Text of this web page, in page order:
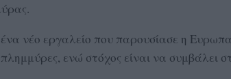
νέο εργαλείο που παρουσίασε η
πλημμύρες, ενώ στόχος είναι να συμβάλει